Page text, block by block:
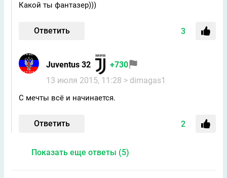
Какой ты фантазер)))
Ответить 3
Juventus 32
+730
13 июля 2015, 11:28 > dimagas1
С мечты всё и начинается.
Ответить 2
Показать еще ответы (5)